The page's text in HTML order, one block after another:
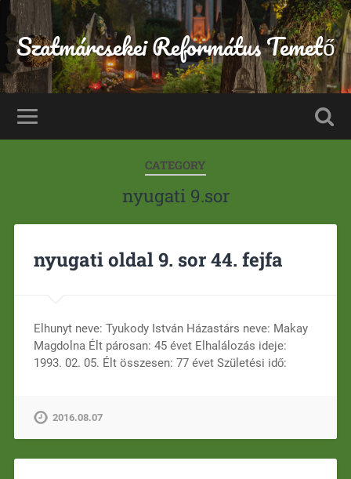
Szatmárcsekei Református Temető
CATEGORY
nyugati 9.sor
nyugati oldal 9. sor 44. fejfa
Elhunyt neve: Tyukody István Házastárs neve: Makay
Magdolna Élt párosan: 45 évet Elhalálozás ideje:
1993. 02. 05. Élt összesen: 77 évet Születési idő:
2016.08.07